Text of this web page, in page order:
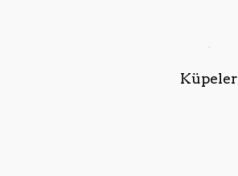
Küpeler